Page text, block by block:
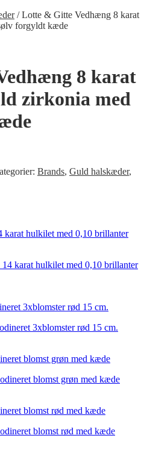
/Lotte & Gitte Vedhæng 8 karat
forgyldt kæde
8 karat
zirkonia med
Brands, Guld halskæder,
hulkilet med 0,10 brillanter
3xblomster rød 15 cm.
blomst grøn med kæde
blomst rød med kæde